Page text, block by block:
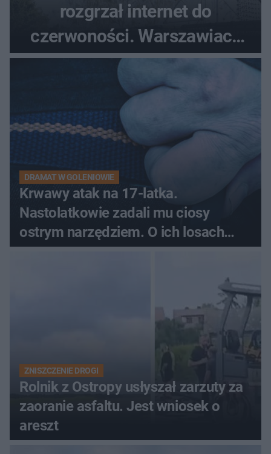
rozgrzał internet do
czerwoności. Warszawiacy
pytali, czy to Mad Max!
DRAMAT W GOLENIOWIE
Krwawy atak na 17-latka.
Nastolatkowie zadali mu ciosy
ostrym narzędziem. O ich losach
zdecyduje sąd rodzinny
ZNISZCZENIE DROGI
Rolnik z Ostropy usłyszał zarzuty za
zaoranie asfaltu. Jest wniosek o
areszt